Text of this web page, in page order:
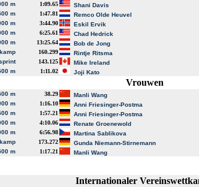
m
1:09.65 Shani Davis
m
1:47.81 Remco Olde Heuvel
m
3:44.90 Eskil Ervik
m
6:25.61 Chad Hedrick
m
13:25.64 Bob de Jong
160.299 Rintje Ritsma
143.125 Mike Ireland
m
1:11.02 Joji Kato
Vrouwen
m 38.29 Manli Wang
m
1:16.10 Anni Friesinger-Postma
m
1:57.21 Anni Friesinger-Postma
m
4:10.06 Renate Groenewold
m
6:56.98 Martina Sablikova
173.272 Gunda Niemann-Stirnemann
m
1:17.21 Manli Wang
Internationaler